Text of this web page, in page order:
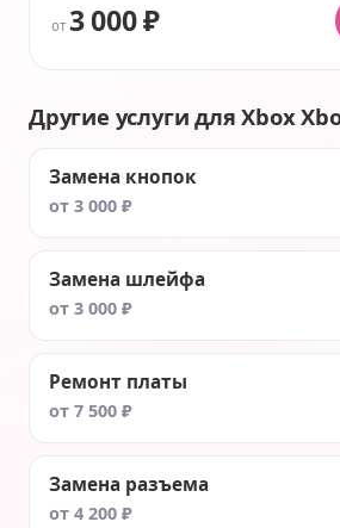
от 3 000 ₽
Другие услуги для Xbox
Замена кнопок
от 3 000 ₽
Замена шлейфа
от 3 000 ₽
Ремонт платы
от 7 500 ₽
Замена разъема
от 4 200 ₽